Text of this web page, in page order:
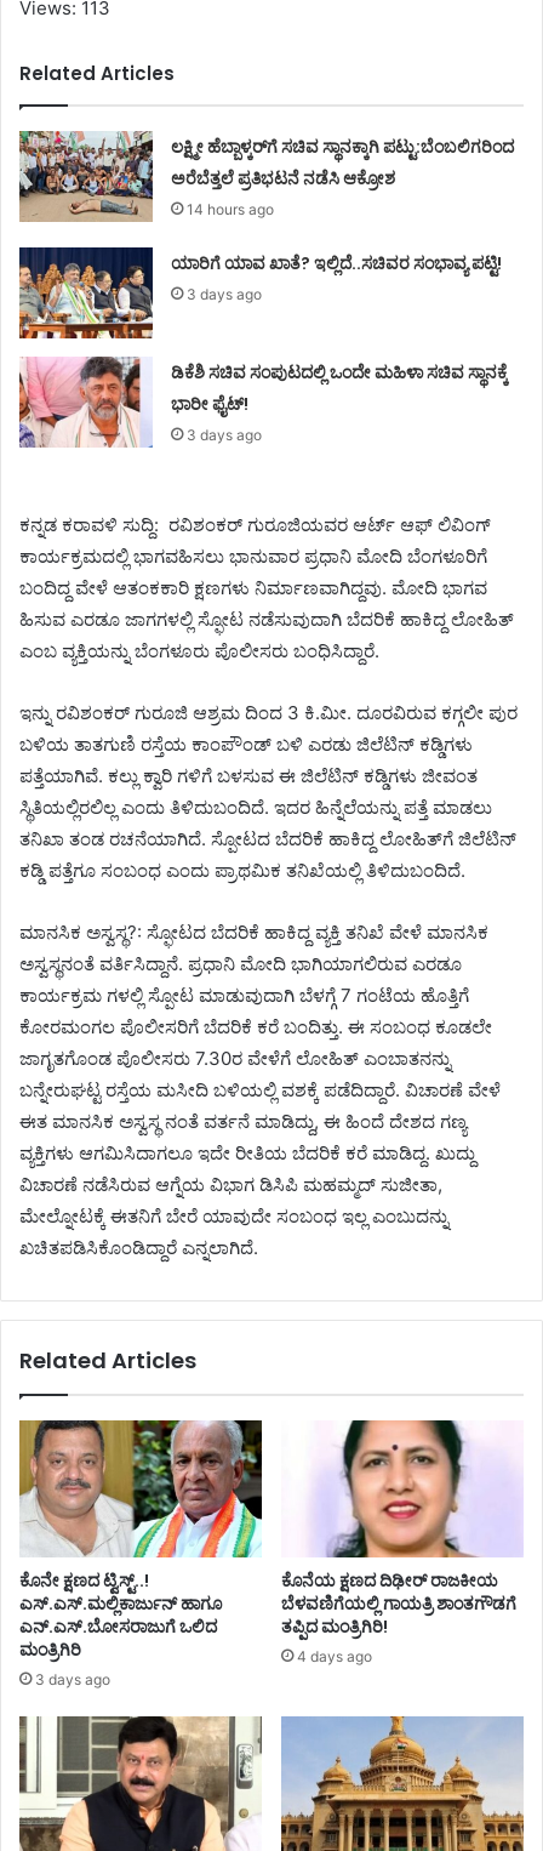
Views: 113
Related Articles
ಲಕ್ಷ್ಮೀ ಹೆಬ್ಬಾಳ್ಕರ್‌ಗೆ ಸಚಿವ ಸ್ಥಾನಕ್ಕಾಗಿ ಪಟ್ಟು:ಬೆಂಬಲಿಗರಿಂದ
ಅರೆಬೆತ್ತಲೆ ಪ್ರತಿಭಟನೆ ನಡೆಸಿ ಆಕ್ರೋಶ
14 hours ago
ಯಾರಿಗೆ ಯಾವ ಖಾತೆ? ಇಲ್ಲಿದೆ..ಸಚಿವರ ಸಂಭಾವ್ಯ ಪಟ್ಟಿ!
3 days ago
ಡಿಕೆಶಿ ಸಚಿವ ಸಂಪುಟದಲ್ಲಿ ಒಂದೇ ಮಹಿಳಾ ಸಚಿವ ಸ್ಥಾನಕ್ಕೆ
ಭಾರೀ ಫೈಟ್!
3 days ago
ಕನ್ನಡ ಕರಾವಳಿ ಸುದ್ದಿ: ರವಿಶಂಕರ್ ಗುರೂಜಿಯವರ ಆರ್ಟ್ ಆಫ್ ಲಿವಿಂಗ್
ಕಾರ್ಯಕ್ರಮದಲ್ಲಿ ಭಾಗವಹಿಸಲು ಭಾನುವಾರ ಪ್ರಧಾನಿ ಮೋದಿ ಬೆಂಗಳೂರಿಗೆ
ಬಂದಿದ್ದ ವೇಳೆ ಆತಂಕಕಾರಿ ಕ್ಷಣಗಳು ನಿರ್ಮಾಣವಾಗಿದ್ದವು. ಮೋದಿ ಭಾಗವ
ಹಿಸುವ ಎರಡೂ ಜಾಗಗಳಲ್ಲಿ ಸ್ಫೋಟ ನಡೆಸುವುದಾಗಿ ಬೆದರಿಕೆ ಹಾಕಿದ್ದ ಲೋಹಿತ್
ಎಂಬ ವ್ಯಕ್ತಿಯನ್ನು ಬೆಂಗಳೂರು ಪೊಲೀಸರು ಬಂಧಿಸಿದ್ದಾರೆ.
ಇನ್ನು ರವಿಶಂಕರ್ ಗುರೂಜಿ ಆಶ್ರಮ ದಿಂದ 3 ಕಿ.ಮೀ. ದೂರವಿರುವ ಕಗ್ಗಲೀ ಪುರ
ಬಳಿಯ ತಾತಗುಣಿ ರಸ್ತೆಯ ಕಾಂಪೌಂಡ್ ಬಳಿ ಎರಡು ಜಿಲೆಟಿನ್ ಕಡ್ಡಿಗಳು
ಪತ್ತೆಯಾಗಿವೆ. ಕಲ್ಲು ಕ್ವಾರಿ ಗಳಿಗೆ ಬಳಸುವ ಈ ಜಿಲೆಟಿನ್ ಕಡ್ಡಿಗಳು ಜೀವಂತ
ಸ್ಥಿತಿಯಲ್ಲಿರಲಿಲ್ಲ ಎಂದು ತಿಳಿದುಬಂದಿದೆ. ಇದರ ಹಿನ್ನೆಲೆಯನ್ನು ಪತ್ತೆ ಮಾಡಲು
ತನಿಖಾ ತಂಡ ರಚನೆಯಾಗಿದೆ. ಸ್ಪೋಟದ ಬೆದರಿಕೆ ಹಾಕಿದ್ದ ಲೋಹಿತ್‌ಗೆ ಜಿಲೆಟಿನ್‌
ಕಡ್ಡಿ ಪತ್ತೆಗೂ ಸಂಬಂಧ ಎಂದು ಪ್ರಾಥಮಿಕ ತನಿಖೆಯಲ್ಲಿ ತಿಳಿದುಬಂದಿದೆ.
ಮಾನಸಿಕ ಅಸ್ವಸ್ಥ?: ಸ್ಫೋಟದ ಬೆದರಿಕೆ ಹಾಕಿದ್ದ ವ್ಯಕ್ತಿ ತನಿಖೆ ವೇಳೆ ಮಾನಸಿಕ
ಅಸ್ವಸ್ಥನಂತೆ ವರ್ತಿಸಿದ್ದಾನೆ. ಪ್ರಧಾನಿ ಮೋದಿ ಭಾಗಿಯಾಗಲಿರುವ ಎರಡೂ
ಕಾರ್ಯಕ್ರಮ ಗಳಲ್ಲಿ ಸ್ಪೋಟ ಮಾಡುವುದಾಗಿ ಬೆಳಗ್ಗೆ 7 ಗಂಟೆಯ ಹೊತ್ತಿಗೆ
ಕೋರಮಂಗಲ ಪೊಲೀಸರಿಗೆ ಬೆದರಿಕೆ ಕರೆ ಬಂದಿತ್ತು. ಈ ಸಂಬಂಧ ಕೂಡಲೇ
ಜಾಗೃತಗೊಂಡ ಪೊಲೀಸರು 7.30ರ ವೇಳೆಗೆ ಲೋಹಿತ್ ಎಂಬಾತನನ್ನು
ಬನ್ನೇರುಘಟ್ಟ ರಸ್ತೆಯ ಮಸೀದಿ ಬಳಿಯಲ್ಲಿ ವಶಕ್ಕೆ ಪಡೆದಿದ್ದಾರೆ. ವಿಚಾರಣೆ ವೇಳೆ
ಈತ ಮಾನಸಿಕ ಅಸ್ವಸ್ಥ ನಂತೆ ವರ್ತನೆ ಮಾಡಿದ್ದು, ಈ ಹಿಂದೆ ದೇಶದ ಗಣ್ಯ
ವ್ಯಕ್ತಿಗಳು ಆಗಮಿಸಿದಾಗಲೂ ಇದೇ ರೀತಿಯ ಬೆದರಿಕೆ ಕರೆ ಮಾಡಿದ್ದ. ಖುದ್ದು
ವಿಚಾರಣೆ ನಡೆಸಿರುವ ಆಗ್ನೆಯ ವಿಭಾಗ ಡಿಸಿಪಿ ಮಹಮ್ಮದ್ ಸುಜೀತಾ,
ಮೇಲ್ನೋಟಕ್ಕೆ ಈತನಿಗೆ ಬೇರೆ ಯಾವುದೇ ಸಂಬಂಧ ಇಲ್ಲ ಎಂಬುದನ್ನು
ಖಚಿತಪಡಿಸಿಕೊಂಡಿದ್ದಾರೆ ಎನ್ನಲಾಗಿದೆ.
Related Articles
ಕೊನೇ ಕ್ಷಣದ ಟ್ವಿಸ್ಟ್..!
ಎಸ್.ಎಸ್.ಮಲ್ಲಿಕಾರ್ಜುನ್ ಹಾಗೂ
ಎನ್.ಎಸ್.ಬೋಸರಾಜುಗೆ ಒಲಿದ
ಮಂತ್ರಿಗಿರಿ
3 days ago
ಕೊನೆಯ ಕ್ಷಣದ ದಿಢೀರ್ ರಾಜಕೀಯ
ಬೆಳವಣಿಗೆಯಲ್ಲಿ ಗಾಯತ್ರಿ ಶಾಂತಗೌಡಗೆ
ತಪ್ಪಿದ ಮಂತ್ರಿಗಿರಿ!
4 days ago